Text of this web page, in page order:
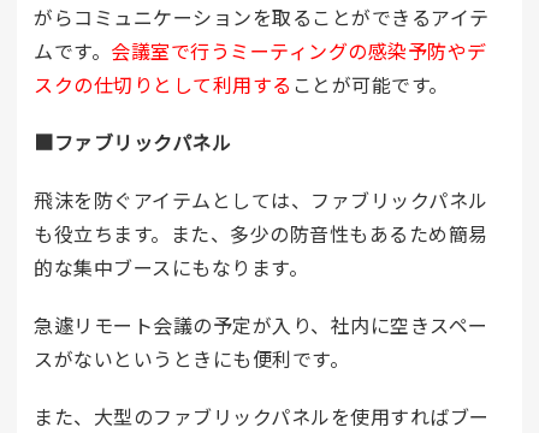
がらコミュニケーションを取ることができるアイテ
ムです。 会議室で行うミーティングの感染予防やデ
スクの仕切りとして利用する ことが可能です。
■ファブリックパネル
飛沫を防ぐアイテムとしては、ファブリックパネル
も役立ちます。また、多少の防音性もあるため簡易
的な集中ブースにもなります。
急遽リモート会議の予定が入り、社内に空きスペー
スがないというときにも便利です。
また、大型のファブリックパネルを使用すればブー